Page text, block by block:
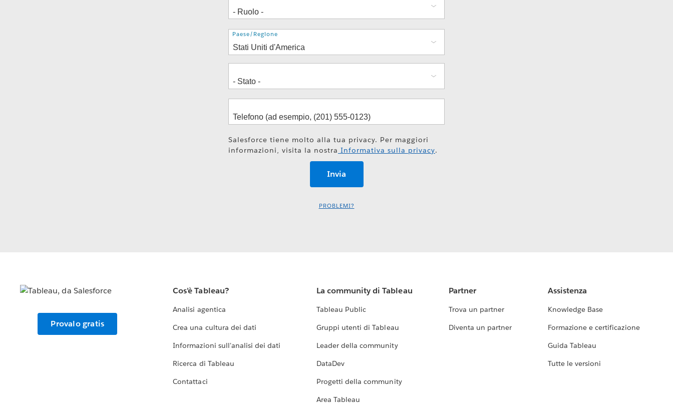
Indirizzo
Paese/Regione
Salesforce tiene molto alla tua privacy. Per maggiori
informazioni, visita la nostra Informativa sulla privacy.
PROBLEMI?
Provalo gratis
Cos'è Tableau?
Analisi agentica
Crea una cultura dei dati
Informazioni sull'analisi dei dati
Ricerca di Tableau
Contattaci
La community di Tableau
Tableau Public
Gruppi utenti di Tableau
Leader della community
DataDev
Progetti della community
Area Tableau
Partner
Trova un partner
Diventa un partner
Assistenza
Knowledge Base
Formazione e certificazione
Guida Tableau
Tutte le versioni